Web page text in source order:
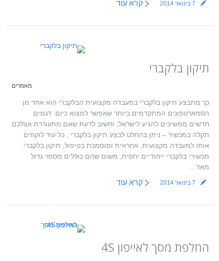
7 בינואר 2014 קרא עוד
תיקון בלקברי
מאמרים
כך מתבצע תיקון בלקברי במעבדה מקצועית הבלקברי הוא אחד מן
הסמארטפונים המתקדמים ביותר שאפשר למצוא כיום. דגמים
חדשים ממשיכים להגיע לישראל, וחשוב לדעת שאם מתעוררת אצלכם
תקלה במכשיר – ניתן בהחלט לבצע תיקון בלקברי , כל עוד לוקחים
אותו למעבדה מקצועית, אחראית ומוסמכת בטיפול, תיקון בלקברי.
מכשירי בלקברי ייחודיים יחסית, משום שהם כוללים מספר גדול
מאד…
7 בינואר 2014 קרא עוד
החלפת מסך לאייפון 4S